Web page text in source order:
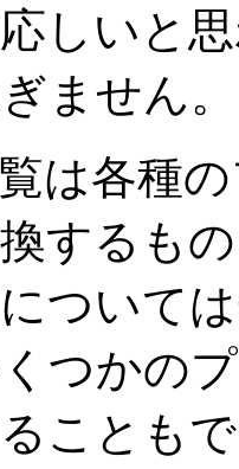
しいと
ません。
は各種
するも
ついて
つかの
ことも